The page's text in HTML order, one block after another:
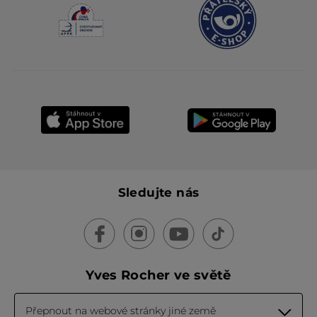
Sledujte nás
Yves Rocher ve světě
Přepnout na webové stránky jiné země